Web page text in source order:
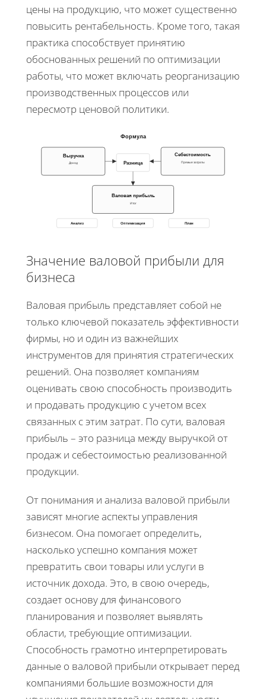
цены на продукцию, что может существенно
повысить рентабельность. Кроме того, такая
практика способствует принятию
обоснованных решений по оптимизации
работы, что может включать реорганизацию
производственных процессов или
пересмотр ценовой политики.
Формула
Выручка
Доход
Себестоимость
Прямые затраты
Разница
Валовая прибыль
Итог
Анализ Оптимизация План
Значение валовой прибыли для
бизнеса
Валовая прибыль представляет собой не
только ключевой показатель эффективности
фирмы, но и один из важнейших
инструментов для принятия стратегических
решений. Она позволяет компаниям
оценивать свою способность производить
и продавать продукцию с учетом всех
связанных с этим затрат. По сути, валовая
прибыль – это разница между выручкой от
продаж и себестоимостью реализованной
продукции.
От понимания и анализа валовой прибыли
зависят многие аспекты управления
бизнесом. Она помогает определить,
насколько успешно компания может
превратить свои товары или услуги в
источник дохода. Это, в свою очередь,
создает основу для финансового
планирования и позволяет выявлять
области, требующие оптимизации.
Способность грамотно интерпретировать
данные о валовой прибыли открывает перед
компаниями большие возможности для